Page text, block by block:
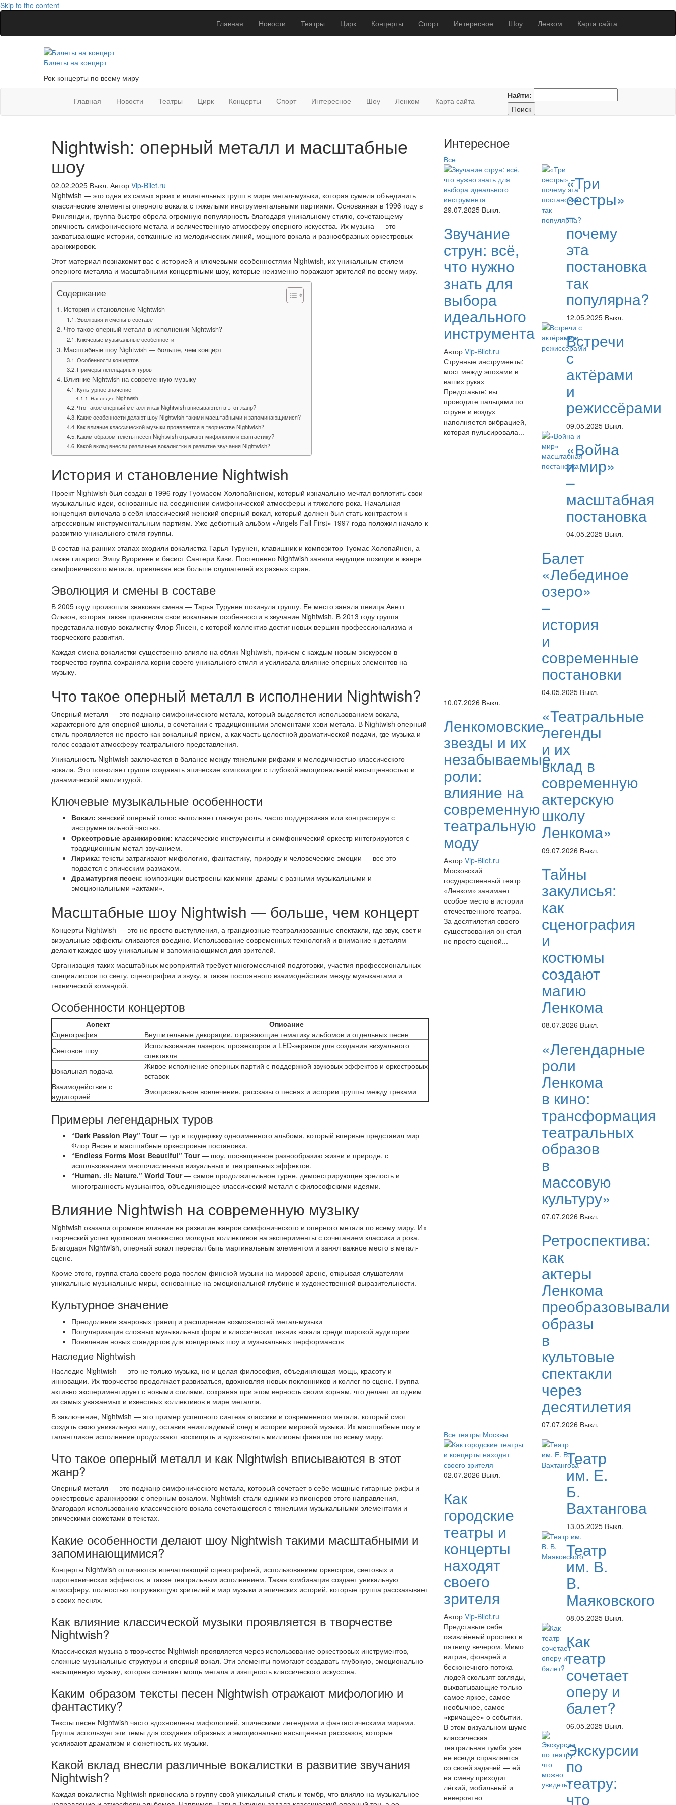
Skip to the content
Главная
Новости Театры Цирк Концерты Спорт Интересное Шоу Ленком Карта сайта
Билеты на концерт
Рок-концерты по всему миру
Главная Новости Театры Цирк Концерты Спорт Интересное Шоу Ленком Карта сайта
Найти:
Nightwish: оперный металл и масштабные
шоу
02.02.2025 Выкл. Автор Vip-Bilet.ru
Nightwish — это одна из самых ярких и влиятельных групп в мире метал-музыки, которая сумела объединить
классические элементы оперного вокала с тяжелыми инструментальными партиями. Основанная в 1996 году в
Финляндии, группа быстро обрела огромную популярность благодаря уникальному стилю, сочетающему
эпичность симфонического метала и величественную атмосферу оперного искусства. Их музыка — это
захватывающие истории, сотканные из мелодических линий, мощного вокала и разнообразных оркестровых
аранжировок.
Этот материал познакомит вас с историей и ключевыми особенностями Nightwish, их уникальным стилем
оперного металла и масштабными концертными шоу, которые неизменно поражают зрителей по всему миру.
Содержание
История и становление Nightwish
Эволюция и смены в составе
Что такое оперный металл в исполнении Nightwish?
Ключевые музыкальные особенности
Масштабные шоу Nightwish — больше, чем концерт
Особенности концертов
Примеры легендарных туров
Влияние Nightwish на современную музыку
Культурное значение
Наследие Nightwish
Что такое оперный металл и как Nightwish вписываются в этот жанр?
Какие особенности делают шоу Nightwish такими масштабными и запоминающимися?
Как влияние классической музыки проявляется в творчестве Nightwish?
Каким образом тексты песен Nightwish отражают мифологию и фантастику?
Какой вклад внесли различные вокалистки в развитие звучания Nightwish?
История и становление Nightwish
Проект Nightwish был создан в 1996 году Туомасом Холопайненом, который изначально мечтал воплотить свои
музыкальные идеи, основанные на соединении симфонической атмосферы и тяжелого рока. Начальная
концепция включала в себя классический женский оперный вокал, который должен был стать контрастом к
агрессивным инструментальным партиям. Уже дебютный альбом «Angels Fall First» 1997 года положил начало к
развитию уникального стиля группы.
В состав на ранних этапах входили вокалистка Тарья Турунен, клавишник и композитор Туомас Холопайнен, а
также гитарист Эмпу Вуоринен и басист Сантери Киви. Постепенно Nightwish заняли ведущие позиции в жанре
симфонического метала, привлекая все больше слушателей из разных стран.
Эволюция и смены в составе
В 2005 году произошла знаковая смена — Тарья Турунен покинула группу. Ее место заняла певица Анетт
Ользон, которая также привнесла свои вокальные особенности в звучание Nightwish. В 2013 году группа
представила новую вокалистку Флор Янсен, с которой коллектив достиг новых вершин профессионализма и
творческого развития.
Каждая смена вокалистки существенно влияло на облик Nightwish, причем с каждым новым экскурсом в
творчество группа сохраняла корни своего уникального стиля и усиливала влияние оперных элементов на
музыку.
Что такое оперный металл в исполнении Nightwish?
Оперный металл — это поджанр симфонического метала, который выделяется использованием вокала,
характерного для оперной школы, в сочетании с традиционными элементами хэви-метала. В Nightwish оперный
стиль проявляется не просто как вокальный прием, а как часть целостной драматической подачи, где музыка и
голос создают атмосферу театрального представления.
Уникальность Nightwish заключается в балансе между тяжелыми рифами и мелодичностью классического
вокала. Это позволяет группе создавать эпические композиции с глубокой эмоциональной насыщенностью и
динамической амплитудой.
Ключевые музыкальные особенности
Вокал: женский оперный голос выполняет главную роль, часто поддерживая или контрастируя с
инструментальной частью.
Оркестровые аранжировки: классические инструменты и симфонический оркестр интегрируются с
традиционным метал-звучанием.
Лирика: тексты затрагивают мифологию, фантастику, природу и человеческие эмоции — все это
подается с эпическим размахом.
Драматургия песен: композиции выстроены как мини-драмы с разными музыкальными и
эмоциональными «актами».
Масштабные шоу Nightwish — больше, чем концерт
Концерты Nightwish — это не просто выступления, а грандиозные театрализованные спектакли, где звук, свет и
визуальные эффекты сливаются воедино. Использование современных технологий и внимание к деталям
делают каждое шоу уникальным и запоминающимся для зрителей.
Организация таких масштабных мероприятий требует многомесячной подготовки, участия профессиональных
специалистов по свету, сценографии и звуку, а также постоянного взаимодействия между музыкантами и
технической командой.
Особенности концертов
Аспект
Описание
Сценография
Внушительные декорации, отражающие тематику альбомов и отдельных песен
Световое шоу
Использование лазеров, прожекторов и LED-экранов для создания визуального
спектакля
Вокальная подача
Живое исполнение оперных партий с поддержкой звуковых эффектов и оркестровых
вставок
Взаимодействие с
аудиторией
Эмоциональное вовлечение, рассказы о песнях и истории группы между треками
Примеры легендарных туров
“Dark Passion Play” Tour— тур в поддержку одноименного альбома, который впервые представил мир
Флор Янсен и масштабные оркестровые постановки.
“Endless Forms Most Beautiful” Tour— шоу, посвященное разнообразию жизни и природе, с
использованием многочисленных визуальных и театральных эффектов.
“Human. :II: Nature.” World Tour— самое продолжительное турне, демонстрирующее зрелость и
многогранность музыкантов, объединяющее классический металл с философскими идеями.
Влияние Nightwish на современную музыку
Nightwish оказали огромное влияние на развитие жанров симфонического и оперного метала по всему миру. Их
творческий успех вдохновил множество молодых коллективов на эксперименты с сочетанием классики и рока.
Благодаря Nightwish, оперный вокал перестал быть маргинальным элементом и занял важное место в метал-
сцене.
Кроме этого, группа стала своего рода послом финской музыки на мировой арене, открывая слушателям
уникальные музыкальные миры, основанные на эмоциональной глубине и художественной выразительности.
Культурное значение
Преодоление жанровых границ и расширение возможностей метал-музыки
Популяризация сложных музыкальных форм и классических техник вокала среди широкой аудитории
Появление новых стандартов для концертных шоу и музыкальных перформансов
Наследие Nightwish
Наследие Nightwish — это не только музыка, но и целая философия, объединяющая мощь, красоту и
инновации. Их творчество продолжает развиваться, вдохновляя новых поклонников и коллег по сцене. Группа
активно экспериментирует с новыми стилями, сохраняя при этом верность своим корням, что делает их одним
из самых уважаемых и известных коллективов в мире металла.
В заключение, Nightwish — это пример успешного синтеза классики и современного метала, который смог
создать свою уникальную нишу, оставив неизгладимый след в истории мировой музыки. Их масштабные шоу и
талантливое исполнение продолжают восхищать и вдохновлять миллионы фанатов по всему миру.
Что такое оперный металл и как Nightwish вписываются в этот
жанр?
Оперный металл — это поджанр симфонического метала, который сочетает в себе мощные гитарные рифы и
оркестровые аранжировки с оперным вокалом. Nightwish стали одними из пионеров этого направления,
благодаря использованию классического вокала сочетающегося с тяжелыми музыкальными элементами и
эпическими сюжетами в текстах.
Какие особенности делают шоу Nightwish такими масштабными и
запоминающимися?
Концерты Nightwish отличаются впечатляющей сценографией, использованием оркестров, световых и
пиротехнических эффектов, а также театральным исполнением. Такая комбинация создает уникальную
атмосферу, полностью погружающую зрителей в мир музыки и эпических историй, которые группа рассказывает
в своих песнях.
Как влияние классической музыки проявляется в творчестве
Nightwish?
Классическая музыка в творчестве Nightwish проявляется через использование оркестровых инструментов,
сложные музыкальные структуры и оперный вокал. Эти элементы помогают создавать глубокую, эмоционально
насыщенную музыку, которая сочетает мощь метала и изящность классического искусства.
Каким образом тексты песен Nightwish отражают мифологию и
фантастику?
Тексты песен Nightwish часто вдохновлены мифологией, эпическими легендами и фантастическими мирами.
Группа использует эти темы для создания образных и эмоционально насыщенных рассказов, которые
усиливают драматизм и сюжетность их музыки.
Какой вклад внесли различные вокалистки в развитие звучания
Nightwish?
Каждая вокалистка Nightwish привносила в группу свой уникальный стиль и тембр, что влияло на музыкальное
Интересное
Все
29.07.2025 Выкл.
Звучание
струн: всё,
что нужно
знать для
выбора
идеального
инструмента
Автор Vip-Bilet.ru
Струнные инструменты:
мост между эпохами в
ваших руках
Представьте: вы
проводите пальцами по
струне и воздух
наполняется вибрацией,
которая пульсировала...
«Три
сестры»
–
почему
эта
постановка
так
популярна?
12.05.2025 Выкл.
Встречи
с
актёрами
и
режиссёрами
09.05.2025 Выкл.
«Война
и мир»
–
масштабная
постановка
04.05.2025 Выкл.
Балет
«Лебединое
озеро»
–
история
и
современные
постановки
04.05.2025 Выкл.
10.07.2026 Выкл.
Ленкомовские
звезды и их
незабываемые
роли:
влияние на
современную
театральную
моду
Автор Vip-Bilet.ru
Московский
государственный театр
«Ленком» занимает
особое место в истории
отечественного театра.
За десятилетия своего
существования он стал
не просто сценой...
«Театральные
легенды
и их
вклад в
современную
актерскую
школу
Ленкома»
09.07.2026 Выкл.
Тайны
закулисья:
как
сценография
и
костюмы
создают
магию
Ленкома
08.07.2026 Выкл.
«Легендарные
роли
Ленкома
в кино:
трансформация
театральных
образов
в
массовую
культуру»
07.07.2026 Выкл.
Ретроспектива:
как
актеры
Ленкома
преобразовывали
образы
в
культовые
спектакли
через
десятилетия
07.07.2026 Выкл.
Все театры Москвы
02.07.2026 Выкл.
Как
городские
театры и
концерты
находят
своего
зрителя
Автор Vip-Bilet.ru
Представьте себе
оживлённый проспект в
пятницу вечером. Мимо
витрин, фонарей и
бесконечного потока
людей скользят взгляды,
выхватывающие только
самое яркое, самое
необычное, самое
«кричащее» о событии.
В этом визуальном шуме
классическая
театральная тумба уже
не всегда справляется
со своей задачей — ей
на смену приходит
лёгкий, мобильный и
невероятно
Театр
им. Е.
Б.
Вахтангова
13.05.2025 Выкл.
Театр
им. В.
В.
Маяковского
08.05.2025 Выкл.
Как
театр
сочетает
оперу и
балет?
06.05.2025 Выкл.
Экскурсии
по
театру:
что